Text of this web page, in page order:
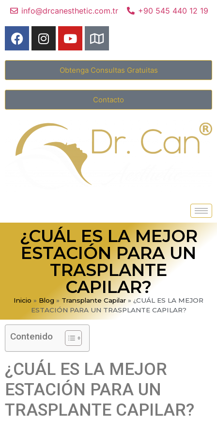
info@drcanesthetic.com.tr +90 545 440 12 19
Obtenga Consultas Gratuitas
Contacto
¿CUÁL ES LA MEJOR
ESTACIÓN PARA UN
TRASPLANTE
CAPILAR?
Inicio » Blog » Transplante Capilar » ¿CUÁL ES LA MEJOR
ESTACIÓN PARA UN TRASPLANTE CAPILAR?
Contenido
¿CUÁL ES LA MEJOR
ESTACIÓN PARA UN
TRASPLANTE CAPILAR?